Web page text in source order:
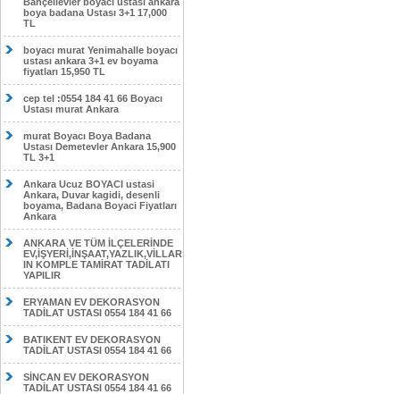
boya badana Ustası 3+1 17,000
TL
boyacı murat Yenimahalle boyacı
ustası ankara 3+1 ev boyama
fiyatları 15,950 TL
cep tel :0554 184 41 66 Boyacı
Ustası murat Ankara
murat Boyacı Boya Badana
Ustası Demetevler Ankara 15,900
TL 3+1
Ankara Ucuz BOYACI ustasi
Ankara, Duvar kagidi, desenli
boyama, Badana Boyaci Fiyatları
Ankara
ANKARA VE TÜM İLÇELERİNDE
EV,İŞYERİ,İNŞAAT,YAZLIK,VİLLAR
IN KOMPLE TAMİRAT TADİLATI
YAPILIR
ERYAMAN EV DEKORASYON
TADİLAT USTASI 0554 184 41 66
BATIKENT EV DEKORASYON
TADİLAT USTASI 0554 184 41 66
SİNCAN EV DEKORASYON
TADİLAT USTASI 0554 184 41 66